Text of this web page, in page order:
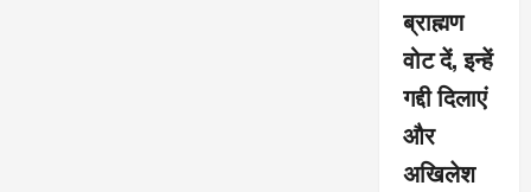
ब्राह्मण
वोट दें, इन्हें
गद्दी दिलाएं
और
अखिलेश